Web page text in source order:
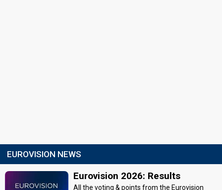
EUROVISION NEWS
Eurovision 2026: Results
All the voting & points from the Eurovision